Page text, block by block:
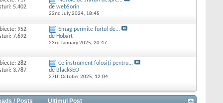
5.402
de webSorin
22nd July 2024, 18:45
952
7.692
Emag permite furtul de...
de Hobart
23rd January 2025, 20:47
282
3.787
Ce instrument folosiți pentru...
de BlackSEO
27th October 2025, 12:04
/ Posts
Ultimul Post